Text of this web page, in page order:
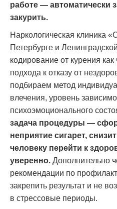
работе — автоматически
закурить.
Наркологическая клиника
Петербурге и
кодирование от курения как
подхода к отказу от
подбираем метод
влечения, уровень
психоэмоционального
задача процедуры —
неприятие сигарет,
человеку перейти к
уверенно. Дополнительно
рекомендации по
закрепить результат и не
в стрессовые периоды.